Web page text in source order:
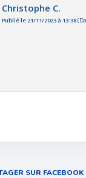
Christophe C.
Publié le 21/11/2023 à 13:38
SUR FACEBOOK